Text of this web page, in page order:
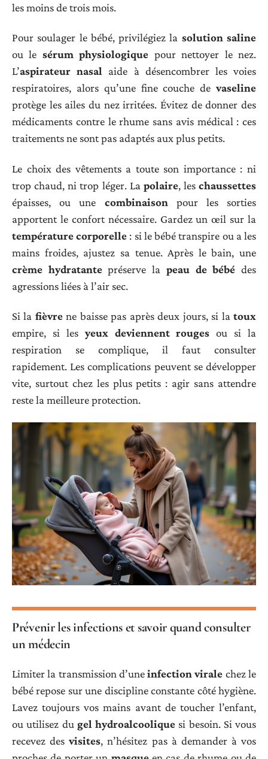
les moins de trois mois.
Pour soulager le bébé, privilégiez la solution saline
ou le sérum physiologique pour nettoyer le nez.
L’aspirateur nasal aide à désencombrer les voies
respiratoires, alors qu’une fine couche de vaseline
protège les ailes du nez irritées. Évitez de donner des
médicaments contre le rhume sans avis médical : ces
traitements ne sont pas adaptés aux plus petits.
Le choix des vêtements a toute son importance : ni
trop chaud, ni trop léger. La polaire, les chaussettes
épaisses, ou une combinaison pour les sorties
apportent le confort nécessaire. Gardez un œil sur la
température corporelle : si le bébé transpire ou a les
mains froides, ajustez sa tenue. Après le bain, une
crème hydratantepréserve la peau de bébé des
agressions liées à l’air sec.
Si la fièvrene baisse pas après deux jours, si latoux
empire, si les yeux deviennent rouges ou si la
respiration se complique, il faut consulter
rapidement. Les complications peuvent se développer
vite, surtout chez les plus petits : agir sans attendre
reste la meilleure protection.
Prévenir les infections et savoir quand consulter
un médecin
Limiter la transmission d’uneinfection virale chez le
bébé repose sur une discipline constante côté hygiène.
Lavez toujours vos mains avant de toucher l’enfant,
ou utilisez du gel hydroalcoolique si besoin. Si vous
recevez desvisites, n’hésitez pas à demander à vos